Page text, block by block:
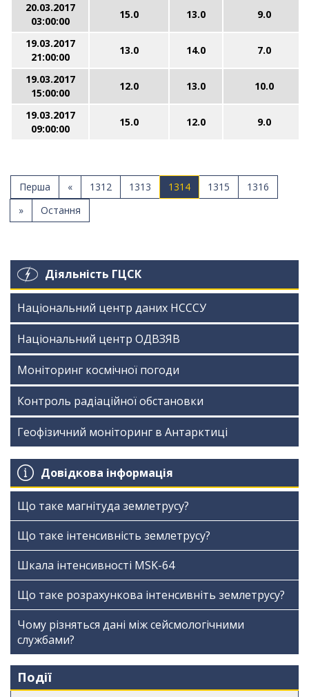
20.03.2017
03:00:00
15.0 13.0 9.0
19.03.2017
21:00:00
13.0 14.0 7.0
19.03.2017
15:00:00
12.0 13.0 10.0
19.03.2017
09:00:00
15.0 12.0 9.0
Перша « 1312 1313 1314 1315
1316
»
Остання
Діяльність ГЦСК
Національний центр даних НСССУ
Національний центр ОДВЗЯВ
Моніторинг космічної погоди
Контроль радіаційної обстановки
Геофізичний моніторинг в Антарктиці
Довідкова інформація
Що таке магнітуда землетрусу?
Що таке інтенсивність землетрусу?
Шкала інтенсивності МSK-64
Що таке розрахункова інтенсивніть землетрусу?
Чому різняться дані між сейсмологічними
службами?
Події